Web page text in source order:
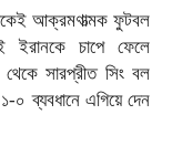
আক্রমণাত্মক ফুটবল
চাপে ফেলে
সারপ্রীত সিং বল
০ ব্যবধানে এগিয়ে দেন